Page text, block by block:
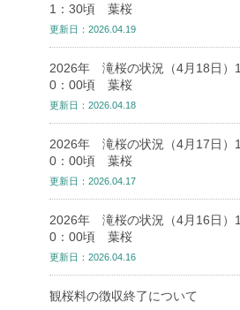
1：30頃 葉桜
更新日：2026.04.19
2026年 滝桜の状況（4月18日）1
0：00頃 葉桜
更新日：2026.04.18
2026年 滝桜の状況（4月17日）1
0：00頃 葉桜
更新日：2026.04.17
2026年 滝桜の状況（4月16日）1
0：00頃 葉桜
更新日：2026.04.16
観桜料の徴収終了について